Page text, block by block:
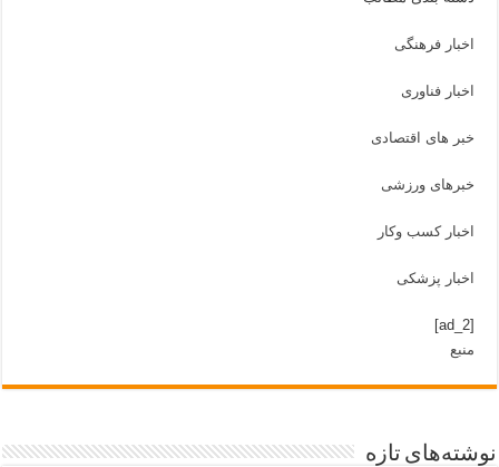
اخبار فرهنگی
اخبار فناوری
خبر های اقتصادی
خبرهای ورزشی
اخبار کسب وکار
اخبار پزشکی
[ad_2]
منبع
نوشته‌های تازه